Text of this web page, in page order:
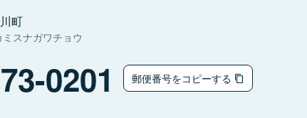
町
スナガワチョウ
0201 郵便番号をコピーする